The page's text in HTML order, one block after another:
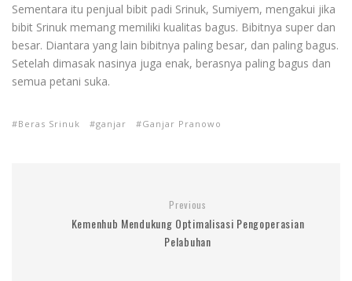
Sementara itu penjual bibit padi Srinuk, Sumiyem, mengakui jika
bibit Srinuk memang memiliki kualitas bagus. Bibitnya super dan
besar. Diantara yang lain bibitnya paling besar, dan paling bagus.
Setelah dimasak nasinya juga enak, berasnya paling bagus dan
semua petani suka.
Beras Srinuk ganjar Ganjar Pranowo
Previous
Kemenhub Mendukung Optimalisasi Pengoperasian
Pelabuhan